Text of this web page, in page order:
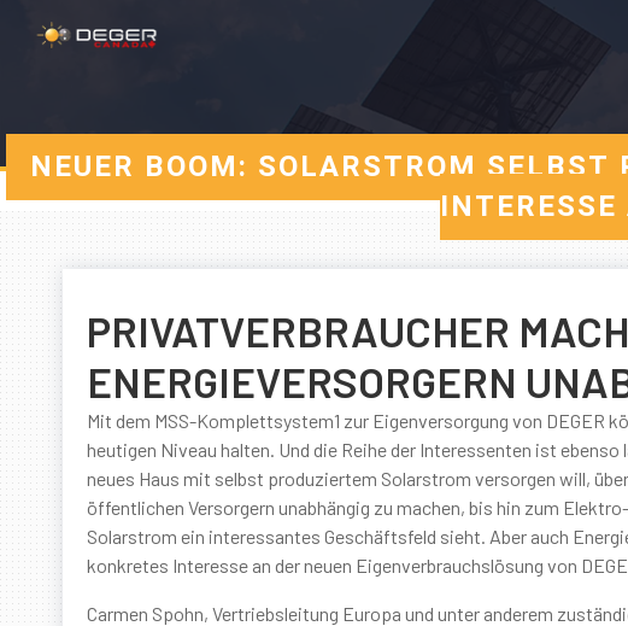
NEUER BOOM: SOLARSTROM
PRIVATVERBRAUCHER
ENERGIEVERSORGERN
Mit dem MSS-Komplettsystem1 zur Eigenversorgung von DEGER
heutigen Niveau halten. Und die Reihe der Interessenten ist
neues Haus mit selbst produziertem Solarstrom versorgen will,
öffentlichen Versorgern unabhängig zu machen, bis hin zum
Solarstrom ein interessantes Geschäftsfeld sieht. Aber auch
konkretes Interesse an der neuen Eigenverbrauchslösung von
Carmen Spohn, Vertriebsleitung Europa und unter anderem